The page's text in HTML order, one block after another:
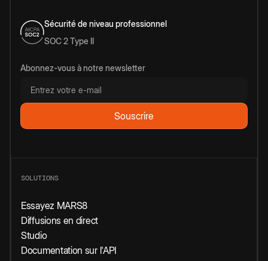
Sécurité de niveau professionnel
SOC 2 Type II
Abonnez-vous à notre newsletter
SOLUTIONS
Essayez MARS8
Diffusions en direct
Studio
Documentation sur l'API